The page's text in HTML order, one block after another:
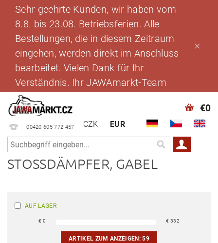
Sehr geehrte Kunden, wir haben vom
8.8. bis 23.08. Betriebsferien. Alle
Bestellungen, die in diesem Zeitraum
eingehen, werden direkt im Anschluss
bearbeitet. Vielen Dank für Ihr
Verständnis. Ihr JAWAmarkt-Team
00420 605 772 457 CZK EUR
€0
STOSSDÄMPFER, GABEL
AUF LAGER
€0 € 332
ARTIKEL ZUM ANZEIGEN:59